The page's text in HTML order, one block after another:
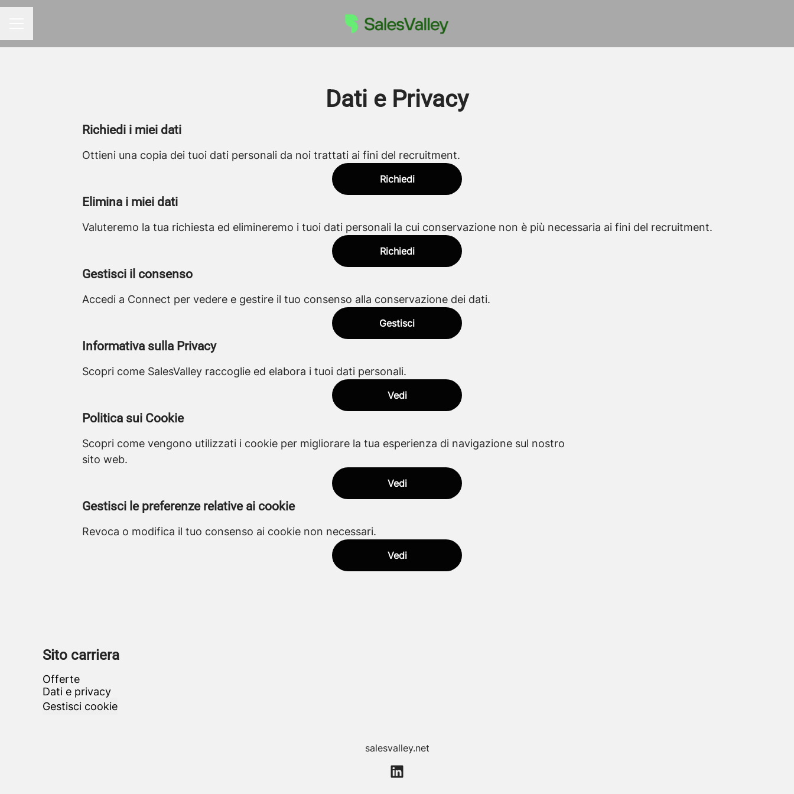
Dati e Privacy
Richiedi i miei dati
Ottieni una copia dei tuoi dati personali da noi trattati ai fini del recruitment.
Richiedi
Elimina i miei dati
Valuteremo la tua richiesta ed elimineremo i tuoi dati personali la cui conservazione non è più necessaria ai fini del recruitment.
Richiedi
Gestisci il consenso
Accedi a Connect per vedere e gestire il tuo consenso alla conservazione dei dati.
Gestisci
Informativa sulla Privacy
Scopri come SalesValley raccoglie ed elabora i tuoi dati personali.
Vedi
Politica sui Cookie
Scopri come vengono utilizzati i cookie per migliorare la tua esperienza di navigazione sul nostro
sito web.
Vedi
Gestisci le preferenze relative ai cookie
Revoca o modifica il tuo consenso ai cookie non necessari.
Vedi
Sito carriera
Offerte
Dati e privacy
Gestisci cookie
salesvalley.net